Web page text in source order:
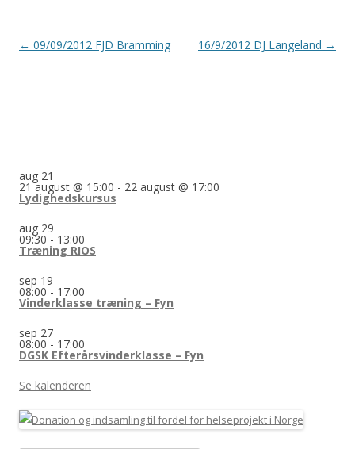
Indlægsnavigation
← 09/09/2012 FJD Bramming 16/9/2012 DJ Langeland →
aug 21
21 august @ 15:00 - 22 august @ 17:00
Lydighedskursus
aug 29
09:30 - 13:00
Træning RIOS
sep 19
08:00 - 17:00
Vinderklasse træning – Fyn
sep 27
08:00 - 17:00
DGSK Efterårsvinderklasse – Fyn
Se kalenderen